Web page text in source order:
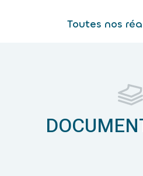
Toutes nos